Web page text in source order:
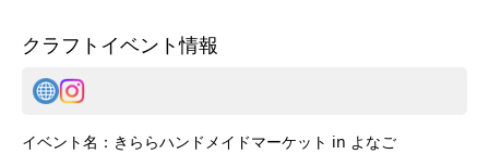
クラフトイベント情報
イベント名：きららハンドメイドマーケット in よなご